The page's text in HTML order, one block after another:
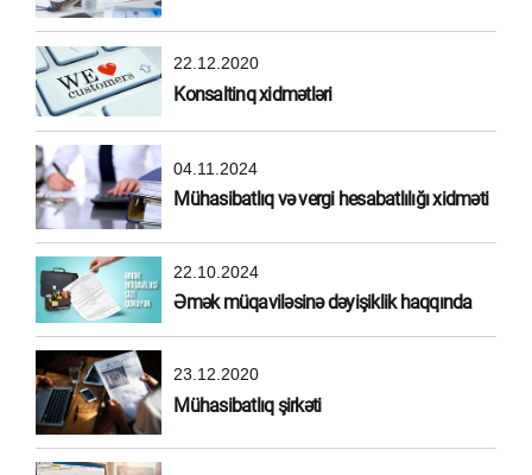
22.12.2020
Konsaltinq xidmətləri
04.11.2024
Mühasibatlıq və vergi hesabatlılığı xidməti
22.10.2024
Əmək müqaviləsinə dəyişiklik haqqında
23.12.2020
Mühasibatlıq şirkəti